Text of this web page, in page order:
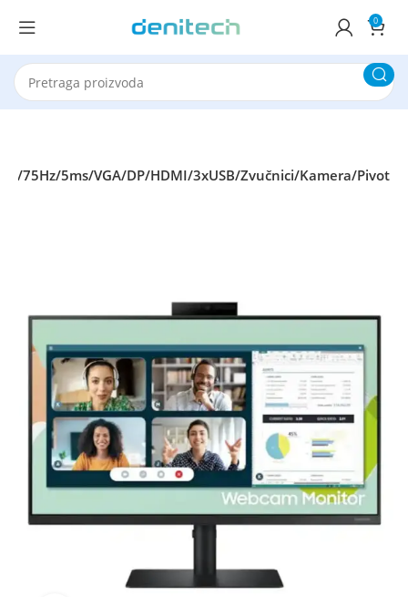
0
75Hz/5ms/VGA/DP/HDMI/3xUSB/Zvučnici/Kamera/Pivot